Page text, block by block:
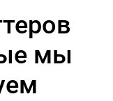
мы